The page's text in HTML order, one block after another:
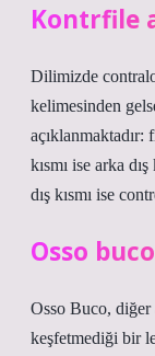
Kontrfile
Dilimizde
kelimesinden
kısmı ise arka
dış kısmı ise
Osso
Osso Buco, diğer
keşfetmediği bir